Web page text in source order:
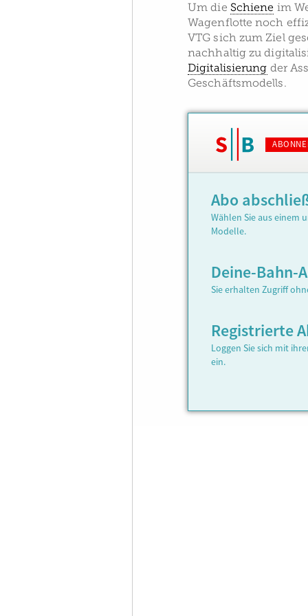
Um die Schiene im
Wagenflotte noch
VTG sich zum Ziel
nachhaltig zu
Digitalisierung der
Geschäftsmodells.
Abo
Wählen Sie aus einem
Modelle.
Deine-Bahn-
Sie erhalten Zugriff
Registrierte
Loggen Sie sich mit
ein.